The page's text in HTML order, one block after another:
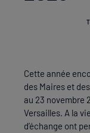
Cette année
des Maires et
au 23 novembre
Versailles. A la
d’échange ont